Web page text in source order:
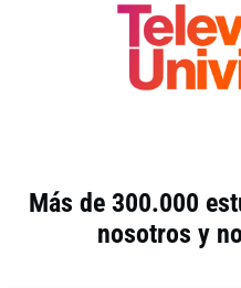
Más de 300.000
nosotros y